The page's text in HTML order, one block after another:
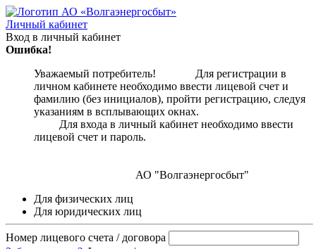
Личный кабинет
Вход в личный кабинет
Ошибка!
Уважаемый потребитель! Для регистрации в
личном кабинете необходимо ввести лицевой счет и
фамилию (без инициалов), пройти регистрацию, следуя
указаниям в всплывающих окнах.
Для входа в личный кабинет необходимо ввести
лицевой счет и пароль.
АО "Волгаэнергосбыт"
Для физических лиц
Для юридических лиц
Номер лицевого счета / договора